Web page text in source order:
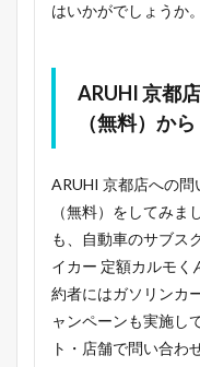
はいかがでしょうか。
ARUHI 京都
（無料）から
ARUHI 京都店への
（無料）をしてみ
も、自動車のサブス
イカー 定額カルモく
約者にはガソリンカ
ャンペーンも実施し
ト・店舗で問い合わ